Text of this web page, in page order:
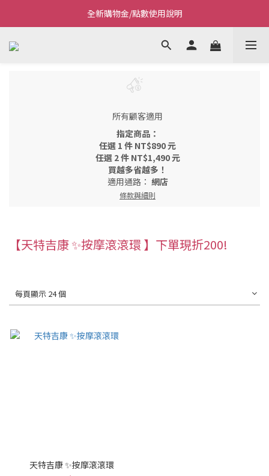
Welcome~私藏生活~
全新購物金/點數使用說明
Welcome~私藏生活~
所有顧客適用
指定商品：
任選 1 件 NT$890 元
任選 2 件 NT$1,490 元
買越多省越多！
適用通路： 網店
條款與細則
【天特吉康 ✨按摩滾滾環 】下單現折200!
每頁顯示 24 個
天特吉康 ✨按摩滾滾環